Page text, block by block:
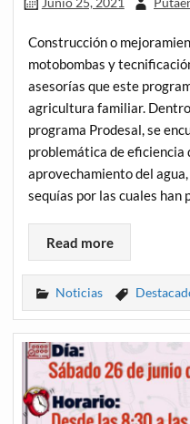
Construcción o
motobombas y
asesorías que este
agricultura familiar.
programa Prodesal, se
problemática de eficiencia
aprovechamiento del
sequías por las cuales han
Read more
Noticias